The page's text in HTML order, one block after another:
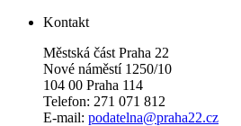
Kontakt
Městská část Praha 22
Nové náměstí 1250/10
104 00 Praha 114
Telefon: 271 071 812
E-mail: podatelna@praha22.cz